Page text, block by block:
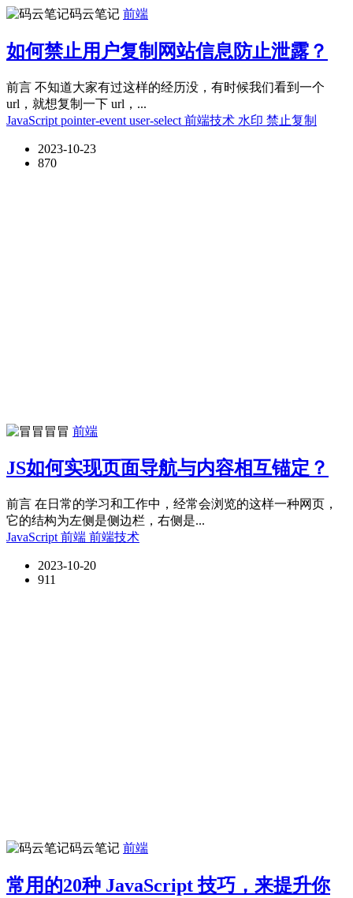
码云笔记 前端
如何禁止用户复制网站信息防止泄露？
前言 不知道大家有过这样的经历没，有时候我们看到一个
url，就想复制一下 url，...
JavaScript pointer-event user-select 前端技术 水印 禁止复制
2023-10-23
870
冒冒 前端
JS如何实现页面导航与内容相互锚定？
前言 在日常的学习和工作中，经常会浏览的这样一种网页，
它的结构为左侧是侧边栏，右侧是...
JavaScript 前端 前端技术
2023-10-20
911
码云笔记 前端
常用的20种 JavaScript 技巧，来提升你